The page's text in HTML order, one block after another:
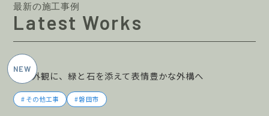
最新の施工事例
Latest Works
黒の外観に、緑と石を添えて表情豊かな外構へ
その他工事 磐田市